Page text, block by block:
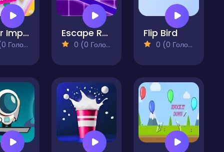
Color Impact Escape Rush
0 (0 Голосів)
Flip Bird
0 (0 Голосів)